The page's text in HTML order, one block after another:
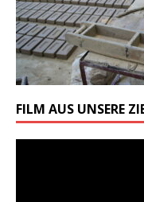
FILM AUS UNSERE